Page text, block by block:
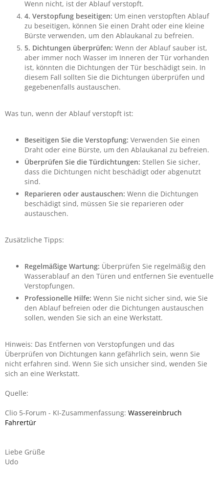
Wenn nicht, ist der Ablauf verstopft.
4. Verstopfung beseitigen: Um einen verstopften Ablauf
zu beseitigen, können Sie einen Draht oder eine kleine
Bürste verwenden, um den Ablaukanal zu befreien.
5. Dichtungen überprüfen: Wenn der Ablauf sauber ist,
aber immer noch Wasser im Inneren der Tür vorhanden
ist, könnten die Dichtungen der Tür beschädigt sein. In
diesem Fall sollten Sie die Dichtungen überprüfen und
gegebenenfalls austauschen.
Was tun, wenn der Ablauf verstopft ist:
Beseitigen Sie die Verstopfung: Verwenden Sie einen
Draht oder eine Bürste, um den Ablaukanal zu befreien.
Überprüfen Sie die Türdichtungen: Stellen Sie sicher,
dass die Dichtungen nicht beschädigt oder abgenutzt
sind.
Reparieren oder austauschen: Wenn die Dichtungen
beschädigt sind, müssen Sie sie reparieren oder
austauschen.
Zusätzliche Tipps:
Regelmäßige Wartung: Überprüfen Sie regelmäßig den
Wasserablauf an den Türen und entfernen Sie eventuelle
Verstopfungen.
Professionelle Hilfe: Wenn Sie nicht sicher sind, wie Sie
den Ablauf befreien oder die Dichtungen austauschen
sollen, wenden Sie sich an eine Werkstatt.
Hinweis: Das Entfernen von Verstopfungen und das
Überprüfen von Dichtungen kann gefährlich sein, wenn Sie
nicht erfahren sind. Wenn Sie sich unsicher sind, wenden Sie
sich an eine Werkstatt.
Quelle:
Clio 5-Forum - KI-Zusammenfassung: Wassereinbruch
Fahrertür
Liebe Grüße
Udo